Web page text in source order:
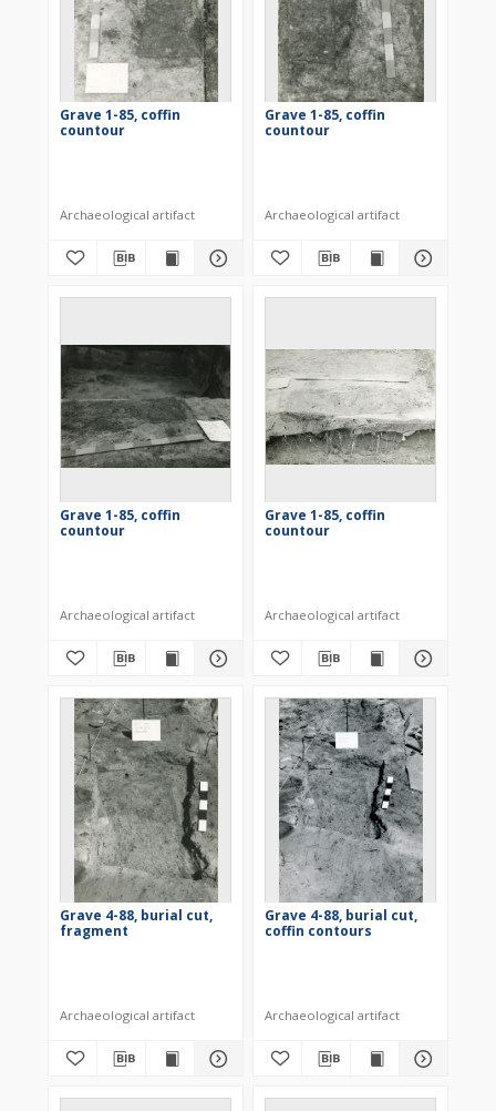
Grave 1-85, coffin
countour
Archaeological artifact
Grave 1-85, coffin
countour
Archaeological artifact
Grave 1-85, coffin
countour
Archaeological artifact
Grave 1-85, coffin
countour
Archaeological artifact
Grave 4-88, burial cut,
fragment
Archaeological artifact
Grave 4-88, burial cut,
coffin contours
Archaeological artifact